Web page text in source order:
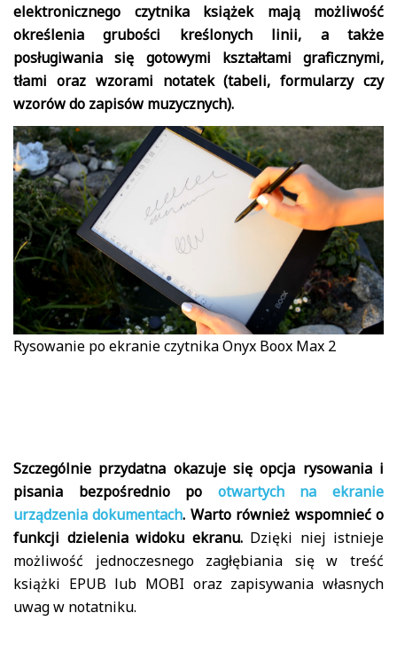
elektronicznego czytnika książek mają możliwość
określenia grubości kreślonych linii, a także
posługiwania się gotowymi kształtami graficznymi,
tłami oraz wzorami notatek (tabeli, formularzy czy
wzorów do zapisów muzycznych).
Rysowanie po ekranie czytnika Onyx Boox Max 2
Szczególnie przydatna okazuje się opcja rysowania i
pisania bezpośrednio po otwartych na ekranie
urządzenia dokumentach. Warto również wspomnieć o
funkcji dzielenia widoku ekranu.Dzięki niej istnieje
możliwość jednoczesnego zagłębiania się w treść
książki EPUB lub MOBI oraz zapisywania własnych
uwag w notatniku.